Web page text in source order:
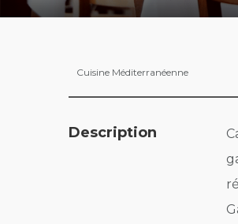
Cuisine Méditerranéenne
Description